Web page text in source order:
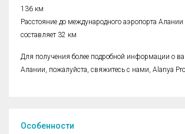
136 км
Расстояние до международного аэропорта
составляет 32 км
Для получения более подробной информации о
Алании, пожалуйста, свяжитесь с нами, Alanya
Особенности